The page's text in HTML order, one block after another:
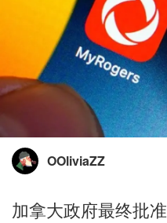
OOliviaZZ
加拿大政府最终批